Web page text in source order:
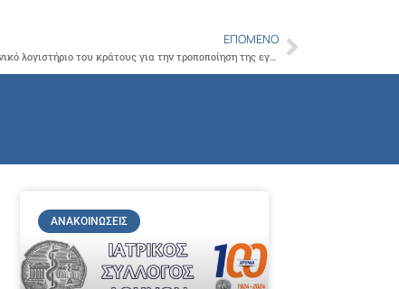
ΕΠΌΜΕΝΟ
Ο Ι.Σ.Α. καταθέτει αίτηση θεραπείας στο γενικό λογιστήριο του κράτους για την τροποποίηση της εγκυκλίου για τους αυτοαπασχολούμενους συνταξιούχους Next
ΑΝΑΚΟΙΝΏΣΕΙΣ